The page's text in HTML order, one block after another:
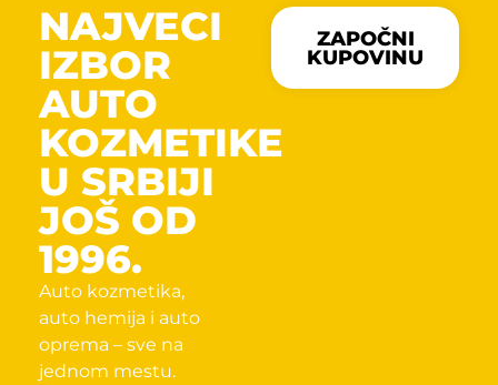
NAJVECI
IZBOR
AUTO
KOZMETIKE
U SRBIJI
JOŠ OD
1996.
Auto kozmetika,
auto hemija i auto
oprema – sve na
jednom mestu.
ZAPOČNI
KUPOVINU